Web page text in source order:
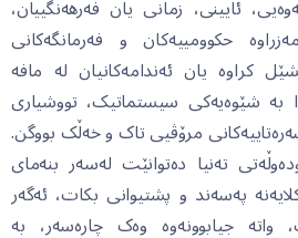
ئایینی، زمانی یان فەرهەنگییان،
حکوومییەکان و فەرمانگەکانی
کراوە یان ئەندامەکانیان لە مافە
بە شێوەیەکی سیستماتیک، تووشیاری
مرۆڤیی تاک و خەڵک بووگن.
تەنیا دەتوانێت لەسەر بنەمای
پەسەند و پشتیوانی بکات، ئەگەر
جیابوونەوە وەک چارەسەر، بە